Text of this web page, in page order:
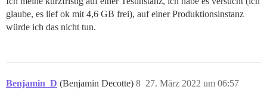
glaube, es lief ok mit 4,6 GB frei), auf einer Produktionsinstanz
würde ich das nicht tun.
Benjamin_D (Benjamin Decotte) 27. März 2022 um 06:57
8